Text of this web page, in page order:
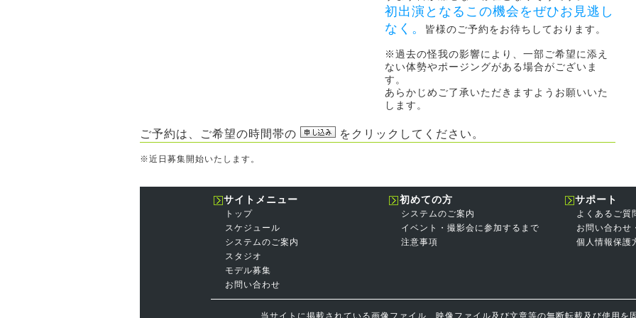
初出演となるこの機会をぜひお見逃し
なく。
皆様のご予約をお待ちしております。
※過去の怪我の影響により、一部ご希望に添え
ない体勢やポージングがある場合がございま
す。
あらかじめご了承いただきますようお願いいた
します。
ご予約は、ご希望の時間帯の をクリックしてください。
※近日募集開始いたします。
サイトメニュー
トップ
スケジュール
システムのご案内
スタジオ
モデル募集
お問い合わせ
初めての方
システムのご案内
イベント・撮影会に参加するまで
注意事項
サポート
よくあるご質
お問い合わせ
個人情報保護
当サイトに掲載されている画像ファイル、映像ファイル及び文章等の無断転載及び使用を